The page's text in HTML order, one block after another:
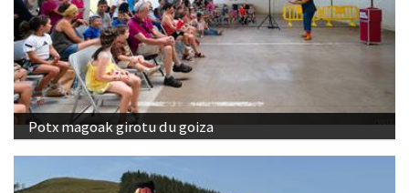
Potx magoak girotu du goiza